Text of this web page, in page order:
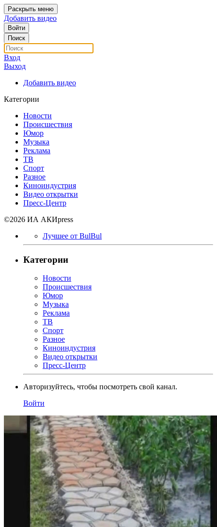
Раскрыть меню
Добавить видео
Войти
Поиск
Вход
Выход
Добавить видео
Категории
Новости
Происшествия
Юмор
Музыка
Реклама
ТВ
Спорт
Разное
Киноиндустрия
Видео открытки
Пресс-Центр
©2026 ИА АКИpress
Лучшее от BulBul
Категории
Новости
Происшествия
Юмор
Музыка
Реклама
ТВ
Спорт
Разное
Киноиндустрия
Видео открытки
Пресс-Центр
Авторизуйтесь, чтобы посмотреть свой канал.
Войти